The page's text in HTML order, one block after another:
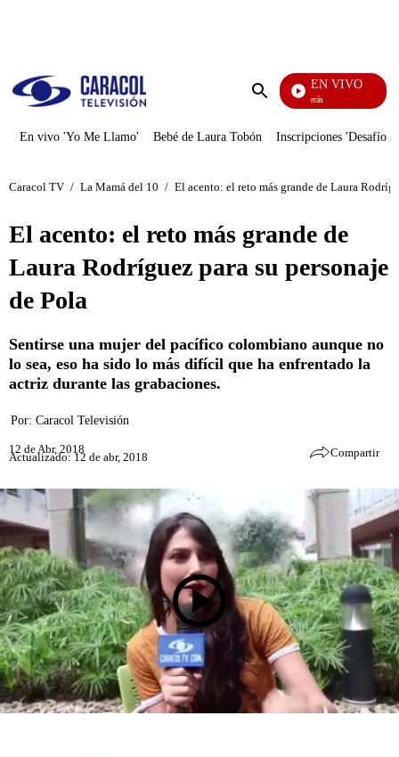
Enviar
EN VIVO
También Caerás
En vivo 'Yo Me Llamo' Bebé de Laura Tobón Inscripciones 'Desafío'
Caracol TV / La Mamá del 10 / El acento: el reto más grande de Laura
El acento: el reto más grande de
Laura Rodríguez para su personaje
de Pola
Sentirse una mujer del pacífico colombiano aunque no
lo sea, eso ha sido lo más difícil que ha enfrentado la
actriz durante las grabaciones.
Por: Caracol Televisión
12 de Abr, 2018
Actualizado: 12 de abr, 2018 Compartir